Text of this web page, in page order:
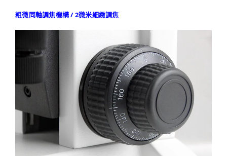
粗微同軸調焦機構 / 2微米細緻調焦